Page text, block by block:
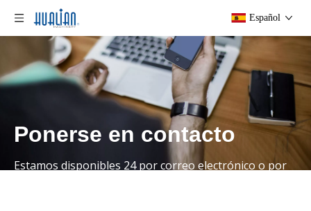
Español
Ponerse en contacto
Estamos disponibles 24 por correo electrónico o por